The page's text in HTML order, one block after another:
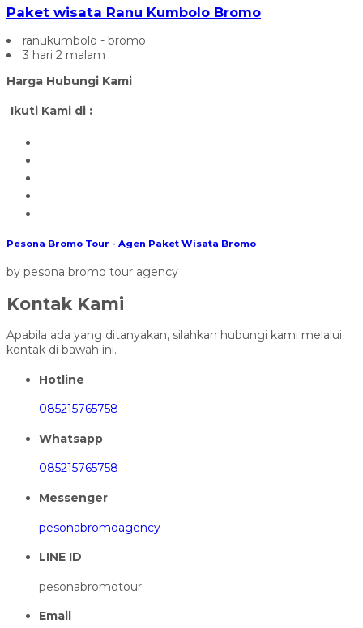
Paket wisata Ranu Kumbolo Bromo
ranukumbolo - bromo
3 hari 2 malam
Harga Hubungi Kami
Ikuti Kami di :
Pesona Bromo Tour - Agen Paket Wisata Bromo
by pesona bromo tour agency
Kontak Kami
Apabila ada yang ditanyakan, silahkan hubungi kami melalui
kontak di bawah ini.
Hotline
085215765758
Whatsapp
085215765758
Messenger
pesonabromoagency
LINE ID
pesonabromotour
Email